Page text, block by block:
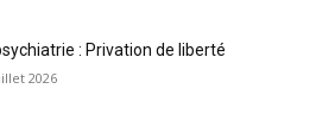
: Privation de liberté
2026